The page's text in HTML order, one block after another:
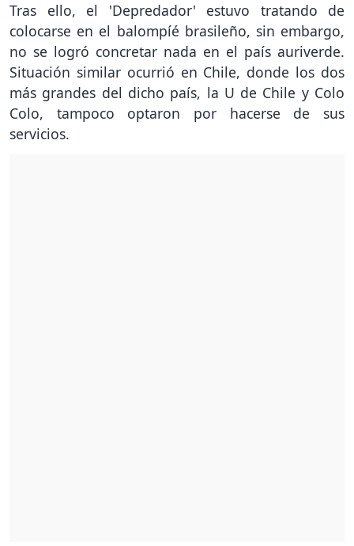
Tras ello, el 'Depredador' estuvo tratando de
colocarse en el balompíé brasileño, sin embargo,
no se logró concretar nada en el país auriverde.
Situación similar ocurrió en Chile, donde los dos
más grandes del dicho país, la U de Chile y Colo
Colo, tampoco optaron por hacerse de sus
servicios.